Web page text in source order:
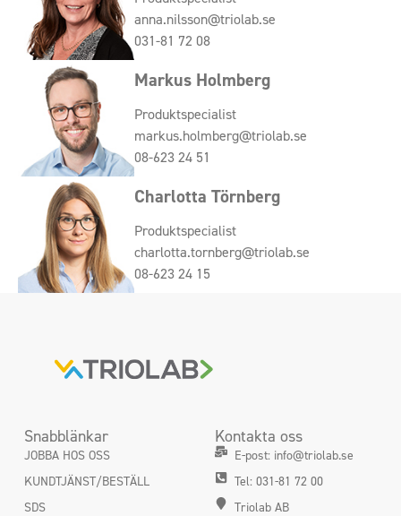
anna.nilsson@triolab.se
031-81 72 08
Markus Holmberg
Produktspecialist
markus.holmberg@triolab.se
08-623 24 51
Charlotta Törnberg
Produktspecialist
charlotta.tornberg@triolab.se
08-623 24 15
Snabblänkar
JOBBA HOS OSS
KUNDTJÄNST/BESTÄLL
SDS
Kontakta oss
E-post: info@triolab.se
Tel: 031-81 72 00
Triolab AB